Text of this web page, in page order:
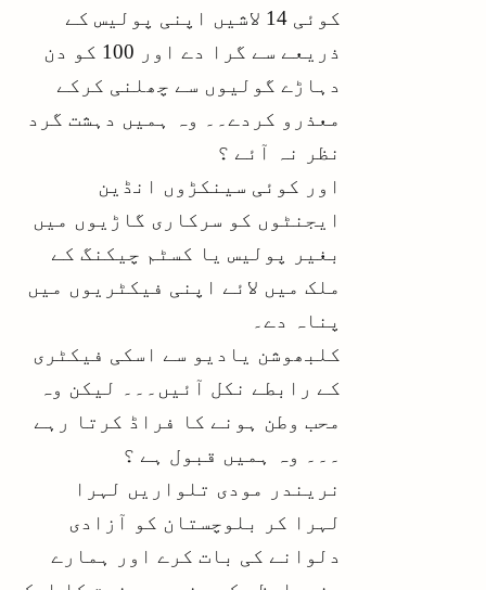
کوئی 14 لاشیں اپنی پولیس کے
ذریعے سے گرا دے اور 100 کو دن
دہاڑے گولیوں سے چھلنی کرکے
معذرو کردے۔۔ وہ ہمیں دہشت گرد
نظر نہ آئے ؟
اور کوئی سینکڑوں انڈین
ایجنٹوں کو سرکاری گاڑیوں میں
بغیر پولیس یا کسٹم چیکنگ کے
ملک میں لائے اپنی فیکٹریوں میں
پناہ دے۔
کلبھوشن یادیو سے اسکی فیکٹری
کے رابطے نکل آئیں۔۔۔ لیکن وہ
محب وطن ہونے کا فراڈ کرتا رہے
۔۔۔ وہ ہمیں قبول ہے ؟
نریندر مودی تلواریں لہرا
لہرا کر بلوچستان کو آزادی
دلوانے کی بات کرے اور ہمارے